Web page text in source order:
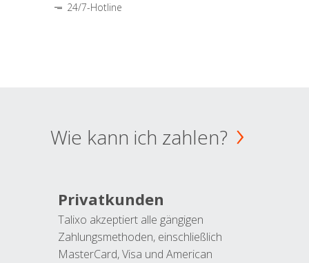
24/7-Hotline
Wie kann ich zahlen?
Privatkunden
Talixo akzeptiert alle gängigen
Zahlungsmethoden, einschließlich
MasterCard, Visa und American